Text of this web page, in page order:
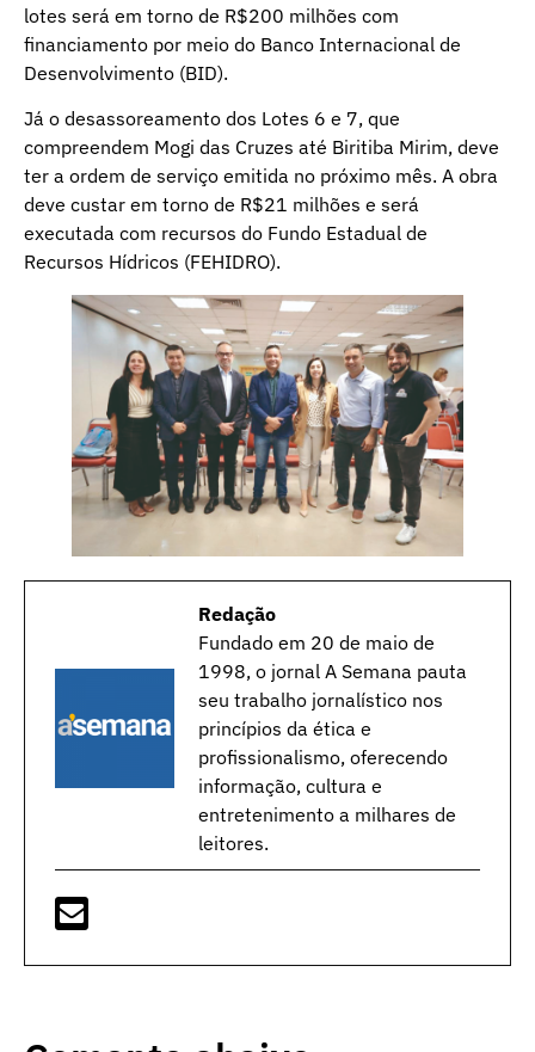
lotes será em torno de R$200 milhões com
financiamento por meio do Banco Internacional de
Desenvolvimento (BID).
Já o desassoreamento dos Lotes 6 e 7, que
compreendem Mogi das Cruzes até Biritiba Mirim, deve
ter a ordem de serviço emitida no próximo mês. A obra
deve custar em torno de R$21 milhões e será
executada com recursos do Fundo Estadual de
Recursos Hídricos (FEHIDRO).
Redação
Fundado em 20 de maio de
1998, o jornal A Semana pauta
seu trabalho jornalístico nos
princípios da ética e
profissionalismo, oferecendo
informação, cultura e
entretenimento a milhares de
leitores.